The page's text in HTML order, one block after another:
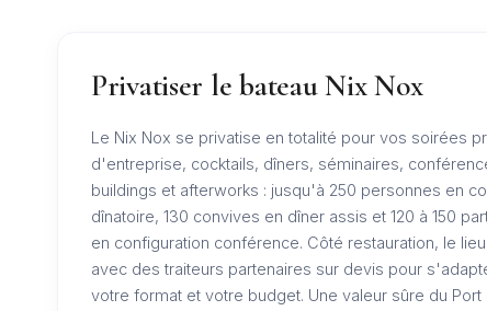
Privatiser le bateau Nix Nox
Le Nix Nox se privatise en totalité pour vos soirées
d'entreprise, cocktails, dîners, séminaires,
buildings et afterworks : jusqu'à 250 personnes en
dînatoire, 130 convives en dîner assis et 120 à 150
en configuration conférence. Côté restauration, le
avec des traiteurs partenaires sur devis pour
votre format et votre budget. Une valeur sûre du Port